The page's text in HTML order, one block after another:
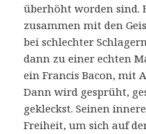
überhöht worden sind.
zusammen mit den
bei schlechter
dann zu einer echten
ein Francis Bacon, mit
Dann wird gesprüht,
gekleckst. Seinen
Freiheit, um sich auf